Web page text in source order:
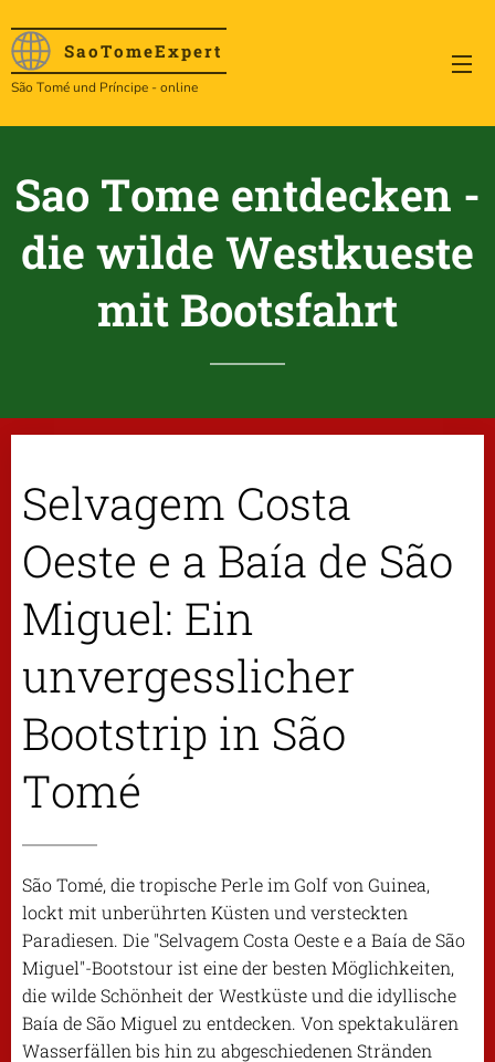
SaoTomeExpert
São Tomé und Príncipe - online
Sao Tome entdecken -
die wilde Westkueste
mit Bootsfahrt
Selvagem Costa
Oeste e a Baía de São
Miguel: Ein
unvergesslicher
Bootstrip in São
Tomé
São Tomé, die tropische Perle im Golf von Guinea,
lockt mit unberührten Küsten und versteckten
Paradiesen. Die "Selvagem Costa Oeste e a Baía de São
Miguel"-Bootstour ist eine der besten Möglichkeiten,
die wilde Schönheit der Westküste und die idyllische
Baía de São Miguel zu entdecken. Von spektakulären
Wasserfällen bis hin zu abgeschiedenen Stränden